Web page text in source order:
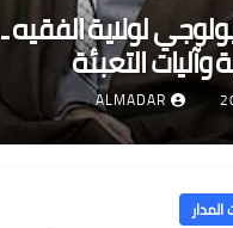
لولاية الفقيه ـ
وآليات التعبئة
ALMADAR